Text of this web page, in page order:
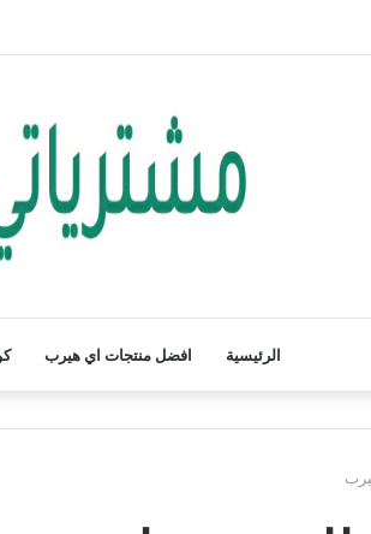
الرئيسية افضل منتجات اي هيرب